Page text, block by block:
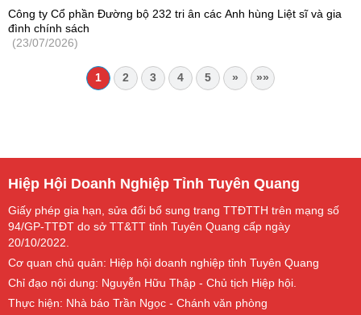
Công ty Cổ phần Đường bộ 232 tri ân các Anh hùng Liệt sĩ và gia
đình chính sách
(23/07/2026)
1 2 3 4 5 » »»
Hiệp Hội Doanh Nghiệp Tỉnh Tuyên Quang
Giấy phép gia hạn, sửa đổi bổ sung trang TTĐTTH trên mạng số
94/GP-TTĐT do sở TT&TT tỉnh Tuyên Quang cấp ngày
20/10/2022.
Cơ quan chủ quản: Hiệp hội doanh nghiệp tỉnh Tuyên Quang
Chỉ đạo nội dung: Nguyễn Hữu Thập - Chủ tịch Hiệp hội.
Thực hiện: Nhà báo Trần Ngọc - Chánh văn phòng